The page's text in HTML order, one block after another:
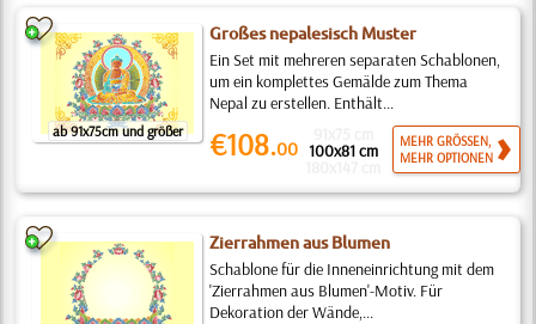
ab 91x75cm und größer
Großes nepalesisch Muster
Ein Set mit mehreren separaten Schablonen,
um ein komplettes Gemälde zum Thema
Nepal zu erstellen. Enthält...
€108.00 100x81 cm
MEHR GRÖSSEN,
MEHR OPTIONEN
Zierrahmen aus Blumen
Schablone für die Inneneinrichtung mit dem
'Zierrahmen aus Blumen'-Motiv. Für
Dekoration der Wände,...